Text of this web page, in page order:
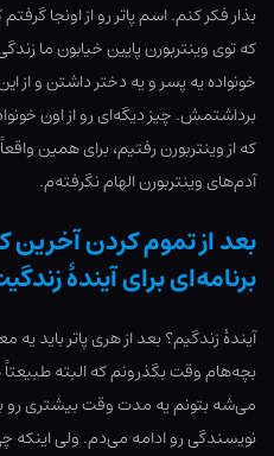
بذار فکر کنم. اسم پاتر رو از اونجا
که توی وینتربورن پایین خیابون ما
خونواده یه پسر و یه دختر داشتن و از
که از وینتربورن رفتیم، برای همین
آدم‌های وینتربورن الهام نگرفته‌م.
بعد از تموم کردن آخرین
برنامه‌ای برای آیندۀ
آیندۀ زندگیم؟ بعد از هری پاتر باید
بچه‌هام وقت بگذرونم که البته
می‌شه بتونم یه مدت وقت بیشتری رو
نویسندگی رو ادامه می‌دم. ولی اینکه